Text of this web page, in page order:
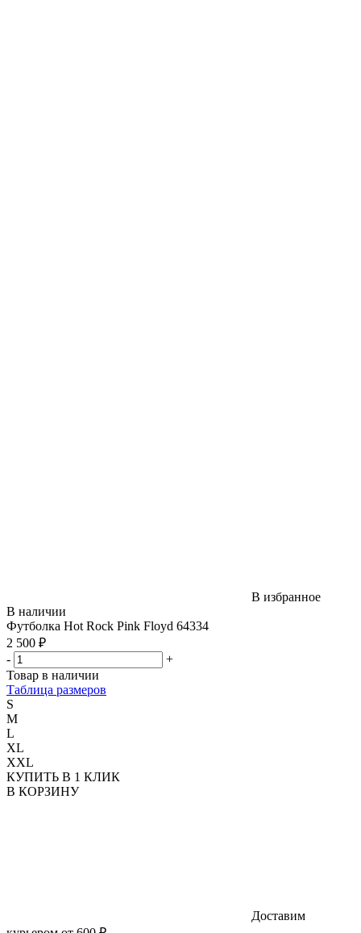
В избранное
В наличии
Футболка Hot Rock Pink Floyd 64334
2 500 ₽
-
+
Товар в наличии
Таблица размеров
S
M
L
XL
XXL
КУПИТЬ В 1 КЛИК
В КОРЗИНУ
Доставим